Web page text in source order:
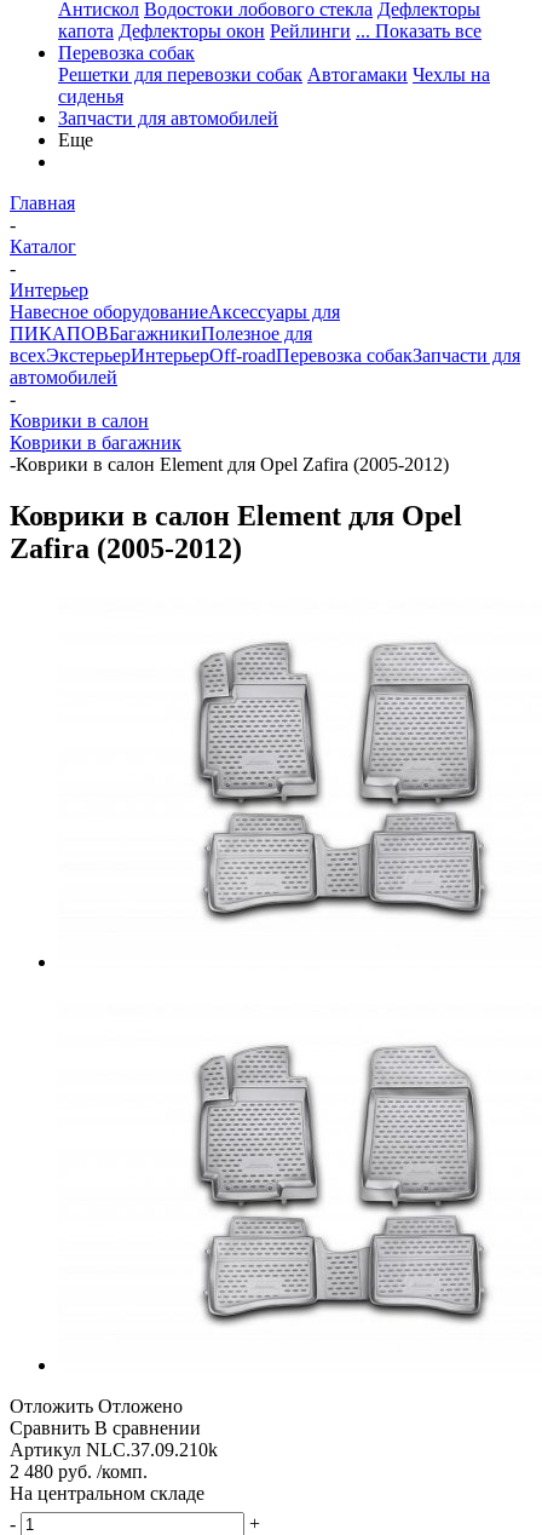
Антискол Водостоки лобового стекла Дефлекторы
капота Дефлекторы окон Рейлинги ... Показать все
Перевозка собак
Решетки для перевозки собак Автогамаки Чехлы на
сиденья
Запчасти для автомобилей
Еще
Главная
-
Каталог
-
Интерьер
Навесное оборудованиеАксессуары для
ПИКАПОВБагажникиПолезное для
всехЭкстерьерИнтерьерOff-roadПеревозка собакЗапчасти для
автомобилей
-
Коврики в салон
Коврики в багажник
-Коврики в салон Element для Opel Zafira (2005-2012)
Коврики в салон Element для Opel
Zafira (2005-2012)
Отложить Отложено
Сравнить В сравнении
Артикул NLC.37.09.210k
2 480 руб. /комп.
На центральном складе
-
+